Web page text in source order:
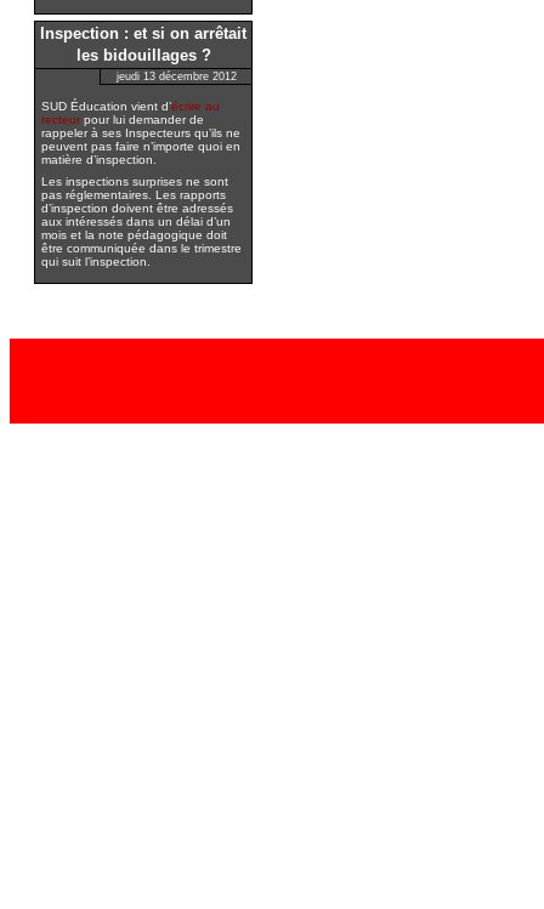
Inspection : et si on arrêtait
les bidouillages ?
jeudi 13 décembre 2012
SUD Éducation vient d’écrire au
recteur pour lui demander de
rappeler à ses Inspecteurs qu’ils ne
peuvent pas faire n’importe quoi en
matière d’inspection.
Les inspections surprises ne sont
pas réglementaires. Les rapports
d’inspection doivent être adressés
aux intéressés dans un délai d’un
mois et la note pédagogique doit
être communiquée dans le trimestre
qui suit l’inspection.